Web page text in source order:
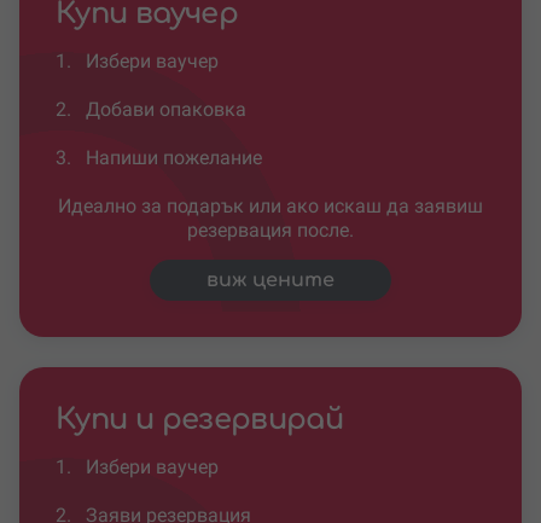
Купи ваучер
1. Избери ваучер
2. Добави опаковка
3. Напиши пожелание
Идеално за подарък или ако искаш да заявиш
резервация после.
виж цените
Купи и резервирай
1. Избери ваучер
2. Заяви резервация